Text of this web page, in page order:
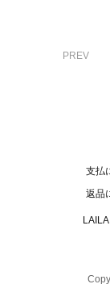
PREV
支払
返品